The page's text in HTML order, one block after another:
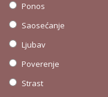
Ponos
Saosećanje
Ljubav
Poverenje
Strast